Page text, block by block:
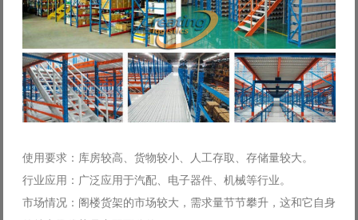
使用要求：库房较高、货物较小、人工存取、存储量较大。
行业应用：广泛应用于汽配、电子器件、机械等行业。
市场情况：阁楼货架的市场较大，需求量节节攀升，这和它自身